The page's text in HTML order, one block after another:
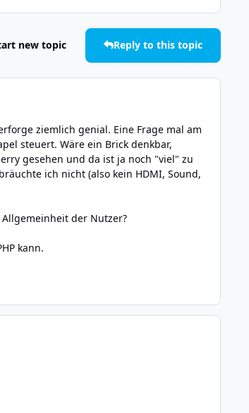
new topic Reply to this topic
ziemlich genial. Eine Frage mal am
steuert. Wäre ein Brick denkbar,
gesehen und da ist ja noch "viel" zu
ich nicht (also kein HDMI, Sound,
der Nutzer?
kann.